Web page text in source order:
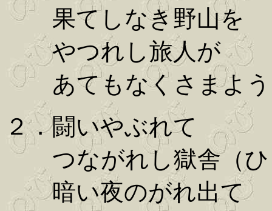
果てしなき野山を
やつれし旅人が
あてもなくさまよう
２．闘いやぶれて
つながれし獄舎（ひ
暗い夜のがれ出て